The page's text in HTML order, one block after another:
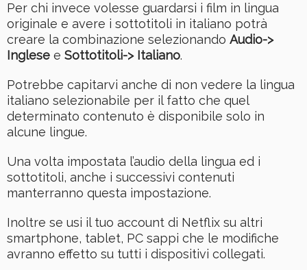
Per chi invece volesse guardarsi i film in lingua
originale e avere i sottotitoli in italiano potrà
creare la combinazione selezionando Audio->
Inglese e Sottotitoli-> Italiano.
Potrebbe capitarvi anche di non vedere la lingua
italiano selezionabile per il fatto che quel
determinato contenuto è disponibile solo in
alcune lingue.
Una volta impostata l’audio della lingua ed i
sottotitoli, anche i successivi contenuti
manterranno questa impostazione.
Inoltre se usi il tuo account di Netflix su altri
smartphone, tablet, PC sappi che le modifiche
avranno effetto su tutti i dispositivi collegati.